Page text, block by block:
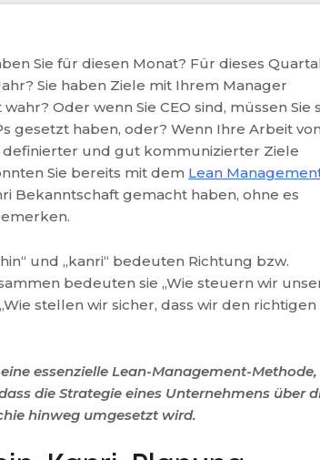
Sie für diesen Monat? Für dieses
Sie haben Ziele mit Ihrem Manager
Oder wenn Sie CEO sind, müssen Sie
gesetzt haben, oder? Wenn Ihre Arbeit
definierter und gut kommunizierter Ziele
Sie bereits mit dem Lean
Bekanntschaft gemacht haben, ohne es
und „kanri“ bedeuten Richtung bzw.
bedeuten sie „Wie steuern wir
stellen wir sicher, dass wir den richtigen
essenzielle Lean-Management-
die Strategie eines Unternehmens über
hinweg umgesetzt wird.